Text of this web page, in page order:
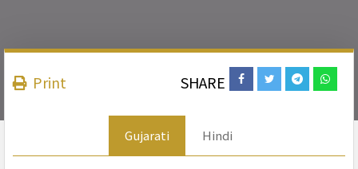
Print SHARE
Gujarati Hindi